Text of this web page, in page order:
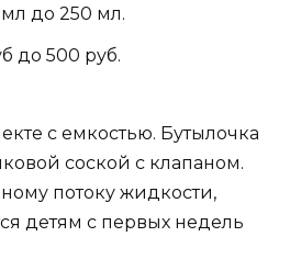
до 250 мл.
до 500 руб.
с емкостью. Бутылочка
соской с клапаном.
потоку жидкости,
детям с первых недель